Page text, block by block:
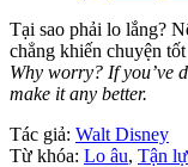
Tại sao phải lo lắng?
chẳng khiến chuyện
Why worry? If you’ve
make it any better.
Tác giả: Walt Disney
Từ khóa: Lo âu, Tận